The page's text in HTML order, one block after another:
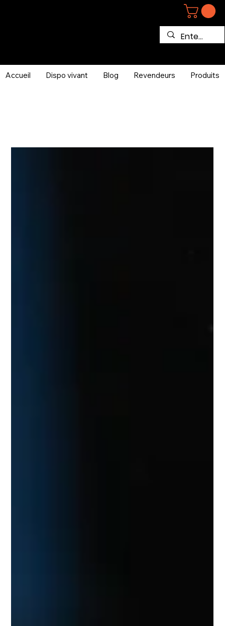
Accueil Dispo vivant Blog Revendeurs Produits